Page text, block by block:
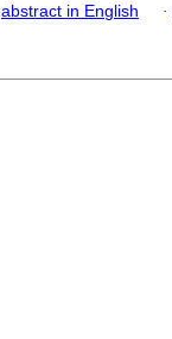
abstract in English ·